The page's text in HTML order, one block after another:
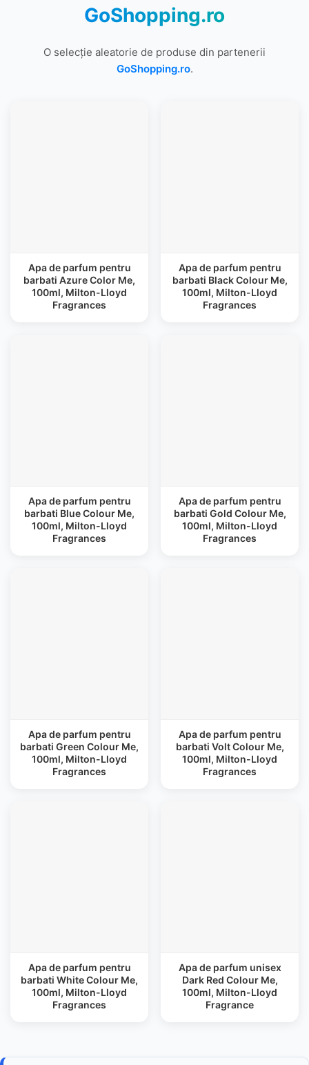
GoShopping.ro
O selecție aleatorie de produse din partenerii
GoShopping.ro.
Apa de parfum pentru
barbati Azure Color Me,
100ml, Milton-Lloyd
Fragrances
Apa de parfum pentru
barbati Black Colour Me,
100ml, Milton-Lloyd
Fragrances
Apa de parfum pentru
barbati Blue Colour Me,
100ml, Milton-Lloyd
Fragrances
Apa de parfum pentru
barbati Gold Colour Me,
100ml, Milton-Lloyd
Fragrances
Apa de parfum pentru
barbati Green Colour Me,
100ml, Milton-Lloyd
Fragrances
Apa de parfum pentru
barbati Volt Colour Me,
100ml, Milton-Lloyd
Fragrances
Apa de parfum pentru
barbati White Colour Me,
100ml, Milton-Lloyd
Fragrances
Apa de parfum unisex
Dark Red Colour Me,
100ml, Milton-Lloyd
Fragrance